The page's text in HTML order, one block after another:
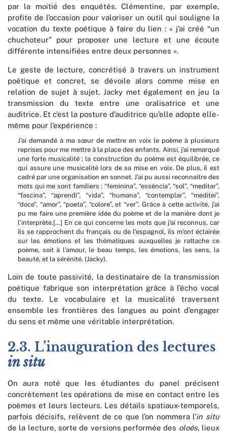
par la moitié des enquêtés. Clémentine, par exemple,
profite de l’occasion pour valoriser un outil qui souligne la
vocation du texte poétique à faire du lien : « j’ai créé “un
chuchoteur” pour proposer une lecture et une écoute
différente intensifiées entre deux personnes ».
Le geste de lecture, concrétisé à travers un instrument
poétique et concret, se dévoile alors comme mise en
relation de sujet à sujet. Jacky met également en jeu la
transmission du texte entre une oralisatrice et une
auditrice. Et c’est la posture d’auditrice qu’elle adopte elle-
même pour l’expérience :
J’ai demandé à ma sœur de mettre en voix le poème à plusieurs
reprises pour me mettre à la place des enfants. Ainsi, j’ai remarqué
une forte musicalité : la construction du poème est équilibrée, ce
qui assure une musicalité lors de sa mise en voix. De plus, il est
cadré par une organisation en sonnet. J’ai pu aussi reconnaitre des
mots qui me sont familiers : “feminina”, “essência”, “sol”, “meditar”,
“fascina”, “aprendi”, “vida”, “humana”, “contemplar”, “meditei”,
“doce”, “amor”, “poeta”, “colore”, et “ver”. Grâce à cette activité, j’ai
pu me faire une première idée du poème et de la manière dont je
l’interprète.[…] En ce qui concerne les mots que j’ai reconnus, car
ils se rapprochent du français ou de l’espagnol, ils m’ont éclairée
sur les émotions et les thématiques auxquelles je rattache ce
poème, soit à l’amour, le beau temps, les émotions, les sens, la
beauté, et la sérénité. (Jacky).
Loin de toute passivité, la destinataire de la transmission
poétique fabrique son interprétation grâce à l’écho vocal
du texte. Le vocabulaire et la musicalité traversent
ensemble les frontières des langues au point d’engager
du sens et même une véritable interprétation.
2.3. L’inauguration des lectures
in situ
On aura noté que les étudiantes du panel précisent
concrètement les opérations de mise en contact entre les
poèmes et leurs lecteurs. Les détails spatiaux-temporels,
parfois décisifs, relèvent de ce que l’on nommera l’in situ
de la lecture, sorte de versions performée des oloés, lieux